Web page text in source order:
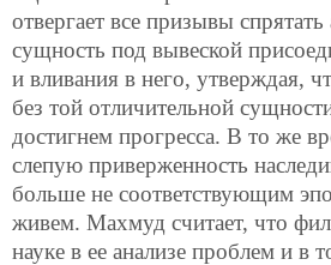
отвергает все призывы спрятать
сущность под вывеской
и вливания в него, утверждая,
без той отличительной
достигнем прогресса. В то же
слепую приверженность
больше не соответствующим
живем. Махмуд считает, что
науке в ее анализе проблем и в